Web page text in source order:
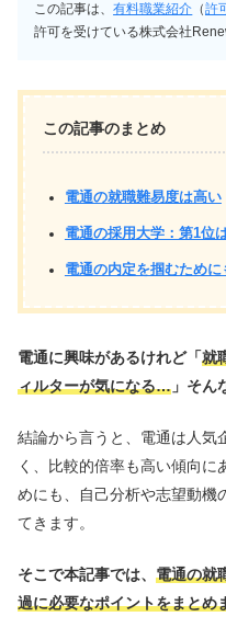
この記事は、有料職業紹介 （許
許可を受けている株式会社
この記事のまとめ
電通の就職難易度は高い
電通の採用大学：第1位
電通の内定を掴むために
電通に興味があるけれど「就
ィルターが気になる… 」そん
結論から言うと、電通は人気
く、比較的倍率も高い傾向に
めにも、自己分析や志望動機
てきます。
そこで本記事では、 電通の就
過に必要なポイントをまとめ